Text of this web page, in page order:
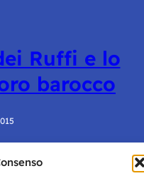
Ruffi e lo
barocco